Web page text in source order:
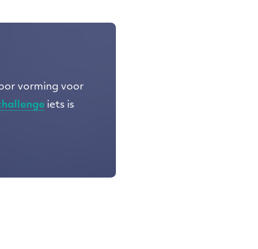
vorming voor
iets is